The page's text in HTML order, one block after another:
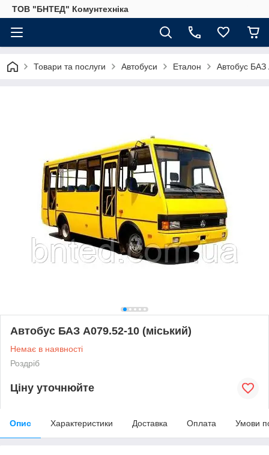
ТОВ "БНТЕД" Комунтехніка
Товари та послуги Автобуси Еталон Автобус БАЗ
Автобус БАЗ А079.52-10 (міський)
Немає в наявності
Роздріб
Ціну уточнюйте
Опис Характеристики Доставка Оплата Умови